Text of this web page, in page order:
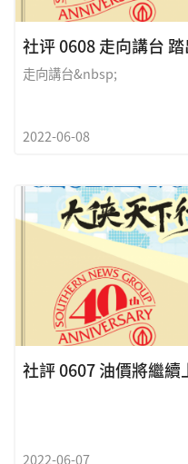
社评 0608 走向講台
走向講台&nbsp;
2022-06-08
社評 0607 油價將繼續
2022-06-07